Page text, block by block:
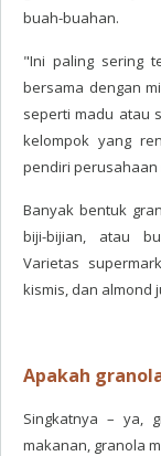
buah-buahan.
"Ini paling sering
bersama dengan
seperti madu atau
kelompok yang
pendiri perusahaan
Banyak bentuk
biji-bijian, atau
Varietas
kismis, dan almond
Apakah
Singkatnya – ya,
makanan, granola